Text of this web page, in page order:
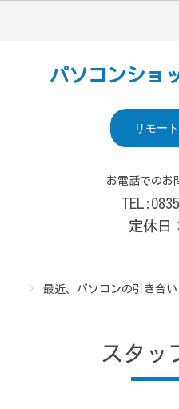
パソコンショ
リモー
お電話でのお
定休日
最近、パソコンの引き合
スタッ